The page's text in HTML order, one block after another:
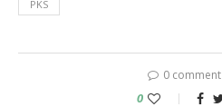
PKS
0 comment
0